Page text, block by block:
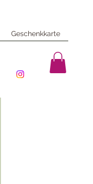
Geschenkkarte